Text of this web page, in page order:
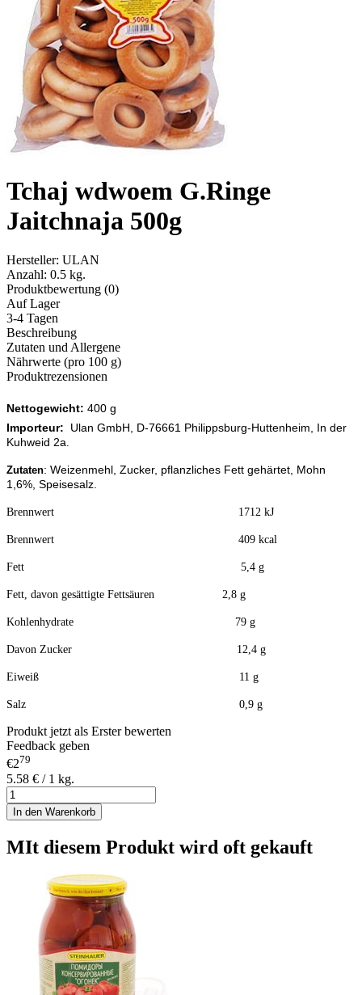
Tchaj wdwoem G.Ringe
Jaitchnaja 500g
Hersteller: ULAN
Anzahl: 0.5 kg.
Produktbewertung (0)
Auf Lager
3-4 Tagen
Beschreibung
Zutaten und Allergene
Nährwerte (pro 100 g)
Produktrezensionen
Nettogewicht: 400 g
Importeur:
Ulan GmbH, D-76661 Philippsburg-Huttenheim, In der
Kuhweid 2a.
Zutaten: Weizenmehl, Zucker, pflanzliches Fett gehärtet, Mohn
1,6%, Speisesalz.
Brennwert 1712 kJ
Brennwert 409 kcal
Fett 5,4 g
Fett, davon gesättigte Fettsäuren 2,8 g
Kohlenhydrate 79 g
Davon Zucker 12,4 g
Eiweiß 11 g
Salz 0,9 g
Produkt jetzt als Erster bewerten
Feedback geben
€279
5.58 € / 1 kg.
In den Warenkorb
MIt diesem Produkt wird oft gekauft